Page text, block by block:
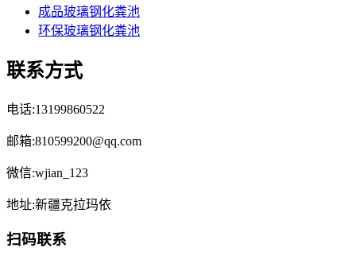
成品玻璃钢化粪池
环保玻璃钢化粪池
联系方式
电话:13199860522
邮箱:810599200@qq.com
微信:wjian_123
地址:新疆克拉玛依
扫码联系